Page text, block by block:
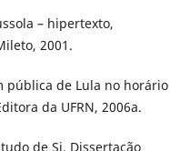
– hipertexto,
2001.
pública de Lula no horário
da UFRN, 2006a.
de Si. Dissertação